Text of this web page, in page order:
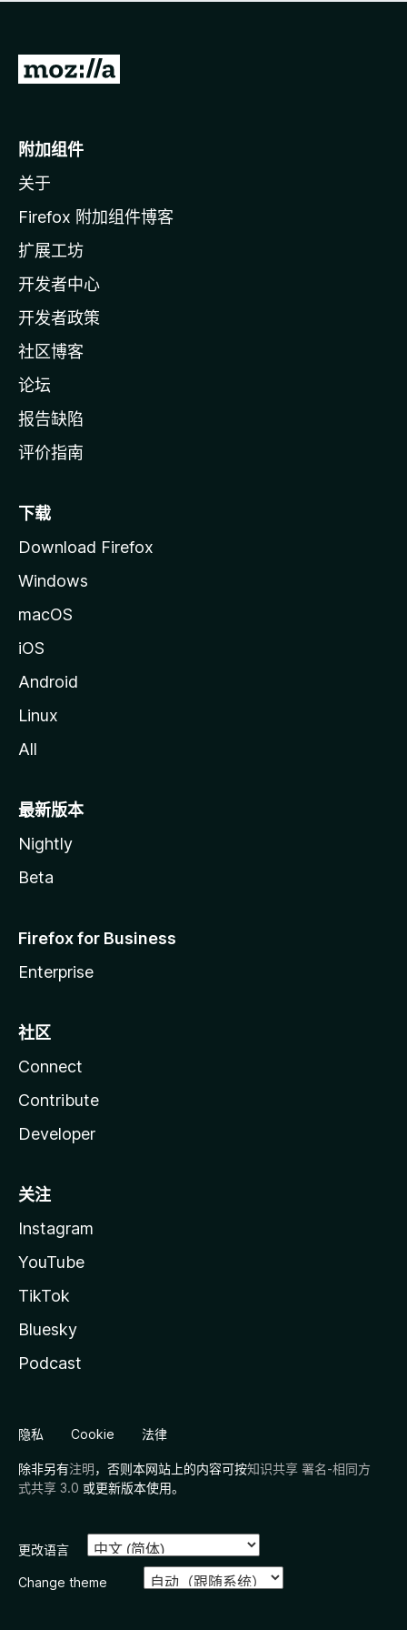
无
转
o
i
l
a
主
页
附加组件
关于
Firefox 附加组件博客
扩展工坊
开发者中心
开发者政策
社区博客
论坛
报告缺陷
评价指南
下载
Download Firefox
Windows
macOS
iOS
Android
Linux
All
最新版本
Nightly
Beta
Firefox for Business
Enterprise
社区
Connect
Contribute
Developer
关注
Instagram
YouTube
TikTok
Bluesky
Podcast
隐私 Cookie 法律
除非另有注明，否则本网站上的内容可按知识共享 署名-相同方
式共享 3.0 或更新版本使用。
更改语言
Change theme